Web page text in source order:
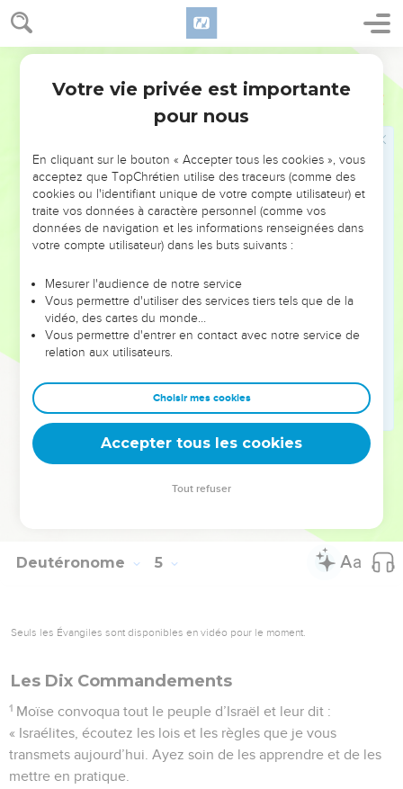
Deutéronome 4
les gens de Ruben, ainsi que Ramoth, en Galaad, pour les
gens de Gad, et Golan, dans le Bachan, pour les gens de
Manassé.
DEUXIÈME DISCOURS DE MOÏSE
Il leur en communiqua les exigences, les dispositions et
les règles, après qu’ils eurent quitté l’Égypte.
Ils se trouvaient alors à l’est du Jourdain, dans la vallée
située en face de Beth-Péor, au pays de Sihon, roi des
Amorites. Sihon résidait à Hèchebon, mais Moïse et les
Israélites l’avaient vaincu, après leur sortie d’Égypte,
et s’étaient emparés de son pays, de même que du pays
d’Og, roi du Bachan. – Ces deux rois amorites régnaient à
l’est du Jourdain. –
d’Aroër sur l’Arnon au mont Hermon, appelé aussi Cion,
région qui englobe la partie orientale de la vallée du
Jourdain, jusqu’à la mer Morte, au pied du mont Pisga.
© Société biblique française – Bibli’O, 1997, avec autorisation. Pour vous procurer
Deutéronome 5
Seuls les Évangiles sont disponibles en vidéo pour le moment.
Les Dix Commandements
1 Moïse convoqua tout le peuple d’Israël et leur dit :
« Israélites, écoutez les lois et les règles que je vous
transmets aujourd’hui. Ayez soin de les apprendre et de les
mettre en pratique.
Votre vie privée est importante
pour nous
En cliquant sur le bouton « Accepter tous les cookies », vous
acceptez que TopChrétien utilise des traceurs (comme des
cookies ou l'identifiant unique de votre compte utilisateur) et
traite vos données à caractère personnel (comme vos
données de navigation et les informations renseignées dans
votre compte utilisateur) dans les buts suivants :
Mesurer l'audience de notre service
Vous permettre d'utiliser des services tiers tels que de la
vidéo, des cartes du monde…
Vous permettre d'entrer en contact avec notre service de
relation aux utilisateurs.
Choisir mes cookies
Accepter tous les cookies
Tout refuser